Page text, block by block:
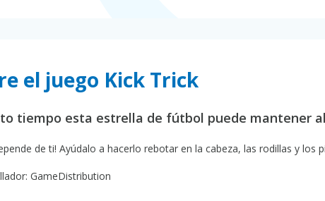
el juego Kick Trick
tiempo esta estrella de fútbol puede mantener
de ti! Ayúdalo a hacerlo rebotar en la cabeza, las rodillas y los
GameDistribution